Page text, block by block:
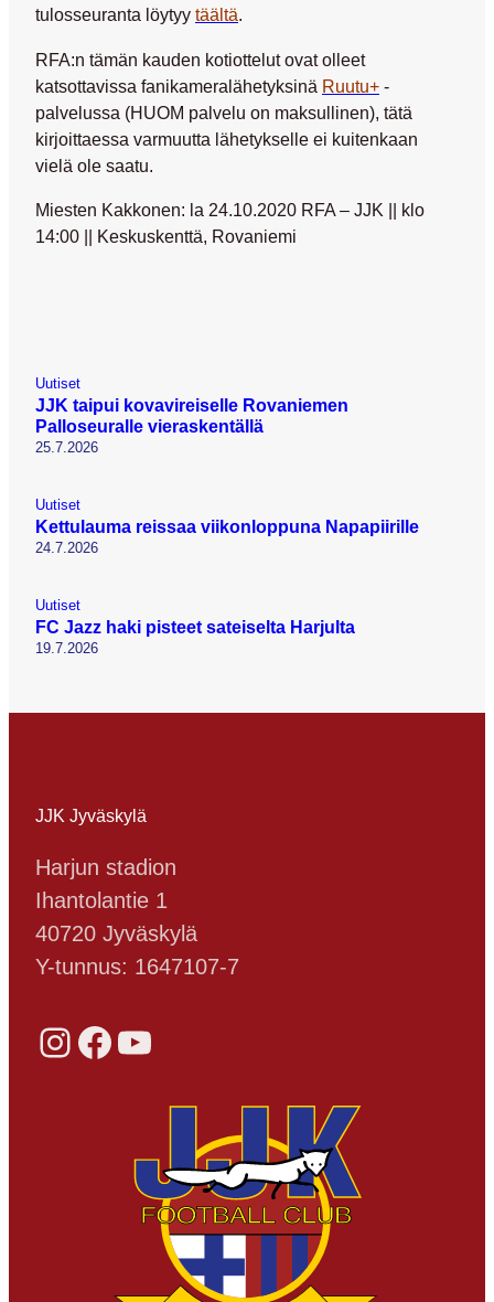
tulosseuranta löytyy täältä.
RFA:n tämän kauden kotiottelut ovat olleet
katsottavissa fanikameralähetyksinä Ruutu+ -
palvelussa (HUOM palvelu on maksullinen), tätä
kirjoittaessa varmuutta lähetykselle ei kuitenkaan
vielä ole saatu.
Miesten Kakkonen: la 24.10.2020 RFA – JJK || klo
14:00 || Keskuskenttä, Rovaniemi
Uutiset
JJK taipui kovavireiselle Rovaniemen
Palloseuralle vieraskentällä
25.7.2026
Uutiset
Kettulauma reissaa viikonloppuna Napapiirille
24.7.2026
Uutiset
FC Jazz haki pisteet sateiselta Harjulta
19.7.2026
JJK Jyväskylä
Harjun stadion
Ihantolantie 1
40720 Jyväskylä
Y-tunnus: 1647107-7
Instagram Facebook YouTube